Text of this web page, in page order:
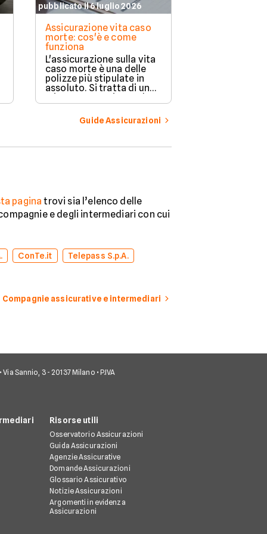
pubblicato il 6 luglio 2026
Assicurazione vita caso
morte: cos'è e come
funziona
L'assicurazione sulla vita
caso morte è una delle
polizze più stipulate in
assoluto. Si tratta di una
misura preventiva molto
rilevante quando si ha a
che fare con eventi
imponderabili. Scopriamo
funziona un contratto di
Guide Assicurazioni
pagina trovi sia l’elenco delle
e degli intermediari con cui
ConTe.it
Telepass S.p.A.
Compagnie assicurative e intermediari
• Via Sannio, 3 - 20137 Milano • P.IVA
Risorse utili
Osservatorio Assicurazioni
Guida Assicurazioni
Agenzie Assicurative
Domande Assicurazioni
Glossario Assicurativo
Notizie Assicurazioni
Argomenti in evidenza
Assicurazioni